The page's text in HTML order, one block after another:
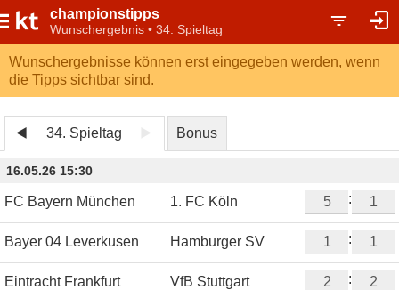
championstipps
Wunschergebnis • 34. Spieltag
Wunschergebnisse können erst eingegeben werden, wenn
die Tipps sichtbar sind.
34. Spieltag Bonus
16.05.26 15:30
FC Bayern München 1. FC Köln :
Bayer 04 Leverkusen Hamburger SV :
Eintracht Frankfurt VfB Stuttgart :